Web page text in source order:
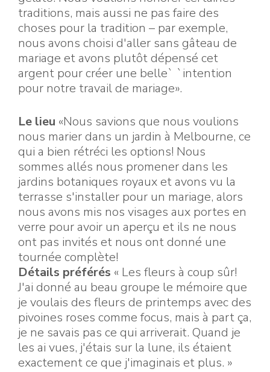
traditions, mais aussi ne pas faire des
choses pour la tradition – par exemple,
nous avons choisi d'aller sans gâteau de
mariage et avons plutôt dépensé cet
argent pour créer une belle` `intention
pour notre travail de mariage».
Le lieu «Nous savions que nous voulions
nous marier dans un jardin à Melbourne, ce
qui a bien rétréci les options! Nous
sommes allés nous promener dans les
jardins botaniques royaux et avons vu la
terrasse s'installer pour un mariage, alors
nous avons mis nos visages aux portes en
verre pour avoir un aperçu et ils ne nous
ont pas invités et nous ont donné une
tournée complète!
Détails préférés « Les fleurs à coup sûr!
J'ai donné au beau groupe le mémoire que
je voulais des fleurs de printemps avec des
pivoines roses comme focus, mais à part ça,
je ne savais pas ce qui arriverait. Quand je
les ai vues, j'étais sur la lune, ils étaient
exactement ce que j'imaginais et plus. »